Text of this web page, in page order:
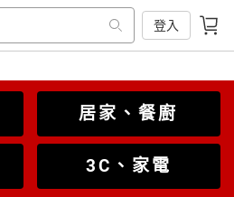
登入
居家、餐廚
3C、家電